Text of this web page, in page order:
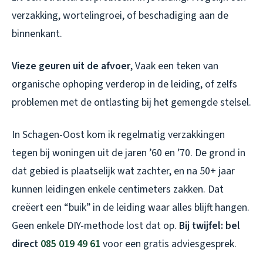
verzakking, wortelingroei, of beschadiging aan de
binnenkant.
Vieze geuren uit de afvoer, Vaak een teken van
organische ophoping verderop in de leiding, of zelfs
problemen met de ontlasting bij het gemengde stelsel.
In Schagen-Oost kom ik regelmatig verzakkingen
tegen bij woningen uit de jaren ’60 en ’70. De grond in
dat gebied is plaatselijk wat zachter, en na 50+ jaar
kunnen leidingen enkele centimeters zakken. Dat
creëert een “buik” in de leiding waar alles blijft hangen.
Geen enkele DIY-methode lost dat op. Bij twijfel: bel
direct 085 019 49 61 voor een gratis adviesgesprek.